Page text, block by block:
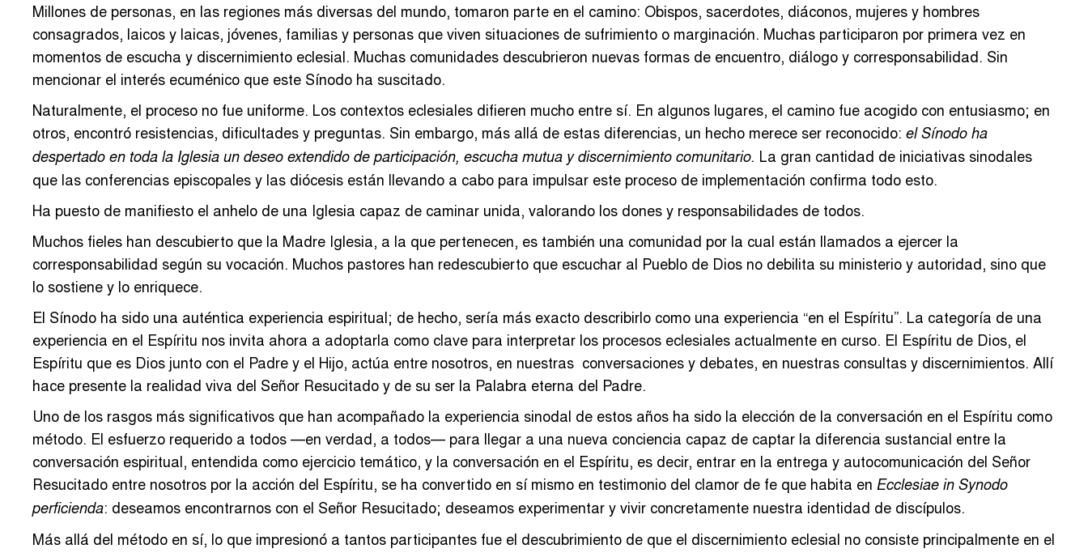
Millones de personas, en las regiones más diversas del mundo, tomaron parte en el camino: Obispos, sacerdotes, diáconos, mujeres y hombres
consagrados, laicos y laicas, jóvenes, familias y personas que viven situaciones de sufrimiento o marginación. Muchas participaron por primera vez en
momentos de escucha y discernimiento eclesial. Muchas comunidades descubrieron nuevas formas de encuentro, diálogo y corresponsabilidad. Sin
mencionar el interés ecuménico que este Sínodo ha suscitado.
Naturalmente, el proceso no fue uniforme. Los contextos eclesiales difieren mucho entre sí. En algunos lugares, el camino fue acogido con entusiasmo; en
otros, encontró resistencias, dificultades y preguntas. Sin embargo, más allá de estas diferencias, un hecho merece ser reconocido: el Sínodo ha
despertado en toda la Iglesia un deseo extendido de participación, escucha mutua y discernimiento comunitario. La gran cantidad de iniciativas sinodales
que las conferencias episcopales y las diócesis están llevando a cabo para impulsar este proceso de implementación confirma todo esto.
Ha puesto de manifiesto el anhelo de una Iglesia capaz de caminar unida, valorando los dones y responsabilidades de todos.
Muchos fieles han descubierto que la Madre Iglesia, a la que pertenecen, es también una comunidad por la cual están llamados a ejercer la
corresponsabilidad según su vocación. Muchos pastores han redescubierto que escuchar al Pueblo de Dios no debilita su ministerio y autoridad, sino que
lo sostiene y lo enriquece.
El Sínodo ha sido una auténtica experiencia espiritual; de hecho, sería más exacto describirlo como una experiencia “en el Espíritu”. La categoría de una
experiencia en el Espíritu nos invita ahora a adoptarla como clave para interpretar los procesos eclesiales actualmente en curso. El Espíritu de Dios, el
Espíritu que es Dios junto con el Padre y el Hijo, actúa entre nosotros, en nuestras conversaciones y debates, en nuestras consultas y discernimientos. Allí
hace presente la realidad viva del Señor Resucitado y de su ser la Palabra eterna del Padre.
Uno de los rasgos más significativos que han acompañado la experiencia sinodal de estos años ha sido la elección de la conversación en el Espíritu como
método. El esfuerzo requerido a todos —en verdad, a todos— para llegar a una nueva conciencia capaz de captar la diferencia sustancial entre la
conversación espiritual, entendida como ejercicio temático, y la conversación en el Espíritu, es decir, entrar en la entrega y autocomunicación del Señor
Resucitado entre nosotros por la acción del Espíritu, se ha convertido en sí mismo en testimonio del clamor de fe que habita en Ecclesiae in Synodo
perficienda: deseamos encontrarnos con el Señor Resucitado; deseamos experimentar y vivir concretamente nuestra identidad de discípulos.
Más allá del método en sí, lo que impresionó a tantos participantes fue el descubrimiento de que el discernimiento eclesial no consiste principalmente en el